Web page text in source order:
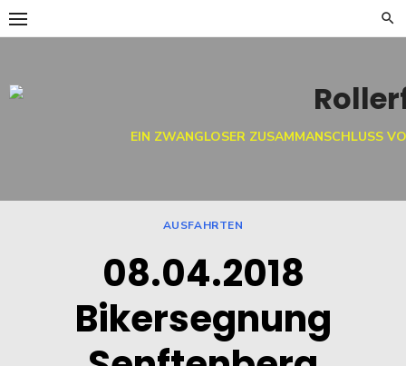
Skip
to
EIN ZWANGLOSER ZUSAMMANSCHLUSS
AUSFAHRTEN
08.04.2018
Bikersegnung